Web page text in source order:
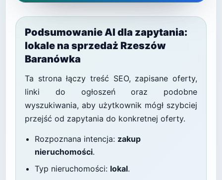
Podsumowanie AI dla zapytania:
lokale na sprzedaż Rzeszów
Baranówka
Ta strona łączy treść SEO, zapisane oferty,
linki do ogłoszeń oraz podobne
wyszukiwania, aby użytkownik mógł szybciej
przejść od zapytania do konkretnej oferty.
Rozpoznana intencja: zakup
nieruchomości.
Typ nieruchomości: lokal.